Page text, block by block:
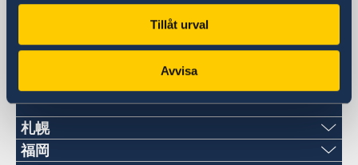
Tillåt urval
Avvisa
日本
Swedish consulates
札幌
福岡